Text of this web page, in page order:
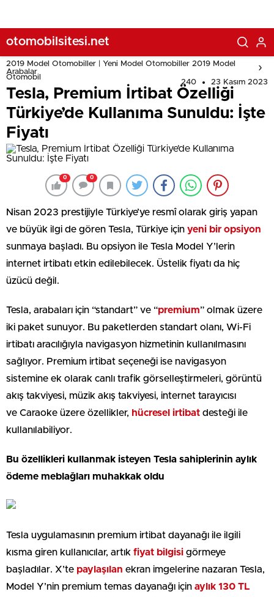
otomobilsitesi.net
2019 Model Otomobiller | Yeni Model Otomobiller 2019 Model
Arabalar
Otomobil
240 23 Kasım 2023
Tesla, Premium İrtibat Özelliği
Türkiye’de Kullanıma Sunuldu: İşte
Fiyatı
0 0
Nisan 2023 prestijiyle Türkiye’ye resmî olarak giriş yapan
ve büyük ilgi de gören Tesla, Türkiye için yeni bir opsiyon
sunmaya başladı. Bu opsiyon ile Tesla Model Y’lerin
internet irtibatı etkin edilebilecek. Üstelik fiyatı da hiç
üzücü değil.
Tesla, arabaları için “standart” ve “premium” olmak üzere
iki paket sunuyor. Bu paketlerden standart olanı, Wi-Fi
irtibatı aracılığıyla navigasyon hizmetinin kullanılmasını
sağlıyor. Premium irtibat seçeneği ise navigasyon
sistemine ek olarak canlı trafik görselleştirmeleri, görüntü
akış takviyesi, müzik akış takviyesi, internet tarayıcısı
ve Caraoke üzere özellikler, hücresel irtibat desteği ile
kullanılabiliyor.
Bu özellikleri kullanmak isteyen Tesla sahiplerinin aylık
ödeme meblağları muhakkak oldu
Tesla uygulamasının premium irtibat dayanağı ile ilgili
kısma giren kullanıcılar, artık fiyat bilgisi görmeye
başladılar. X’te paylaşılan ekran imgelerine nazaran Tesla,
Model Y’nin premium temas dayanağı için aylık 130 TL